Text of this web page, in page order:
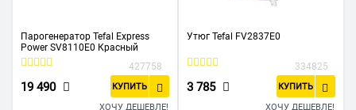
Парогенератор Tefal Express
Power SV8110E0 Красный
427758
19 490 КУПИТЬ
ХОЧУ ДЕШЕВЛЕ!
Утюг Tefal FV2837E0
334825
3 785 КУПИТЬ
ХОЧУ ДЕШЕВЛЕ!